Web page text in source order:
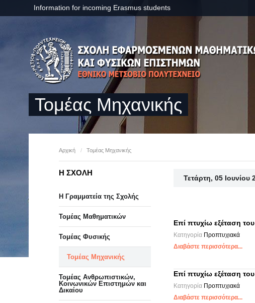
Information for incoming Erasmus students
Τομέας Μηχανικής
Αρχική / Τομέας Μηχανικής
Τετάρτη, 05
Επί πτυχίω εξέταση
Κατηγορία Προπτυχιακά
Διαβάστε περισσότερα...
Επί πτυχίω εξέταση
Κατηγορία Προπτυχιακά
Διαβάστε περισσότερα...
Η ΣΧΟΛΗ
Η Γραμματεία της Σχολής
Τομέας Μαθηματικών
Τομέας Φυσικής
Τομέας Μηχανικής
Τομέας Ανθρωπιστικών,
Κοινωνικών Επιστημών και
Δικαίου